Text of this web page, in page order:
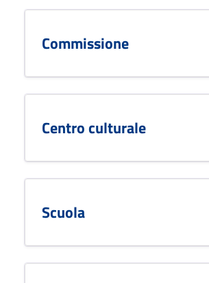
Commissione
Centro culturale
Scuola